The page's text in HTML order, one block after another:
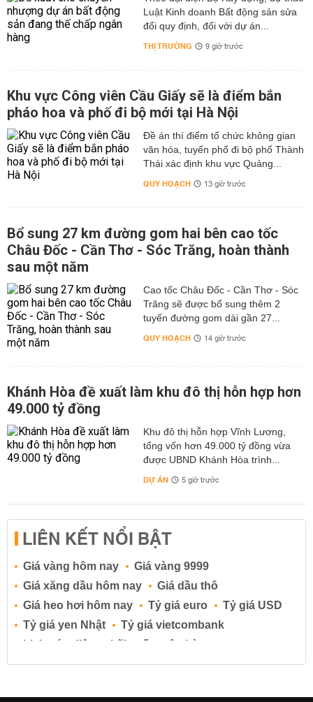
Luật Kinh doanh Bất động sản sửa
đổi quy định, đối với dự án...
THỊ TRƯỜNG 9 giờ trước
Khu vực Công viên Cầu Giấy sẽ là điểm bắn
pháo hoa và phố đi bộ mới tại Hà Nội
Đề án thí điểm tổ chức không gian
văn hóa, tuyến phố đi bộ phố Thành
Thái xác định khu vực Quảng...
QUY HOẠCH 13 giờ trước
Bổ sung 27 km đường gom hai bên cao tốc
Châu Đốc - Cần Thơ - Sóc Trăng, hoàn thành
sau một năm
Cao tốc Châu Đốc - Cần Thơ - Sóc
Trăng sẽ được bổ sung thêm 2
tuyến đường gom dài gần 27...
QUY HOẠCH 14 giờ trước
Khánh Hòa đề xuất làm khu đô thị hỗn hợp hơn
49.000 tỷ đồng
Khu đô thị hỗn hợp Vĩnh Lương,
tổng vốn hơn 49.000 tỷ đồng vừa
được UBND Khánh Hòa trình...
DỰ ÁN 5 giờ trước
LIÊN KẾT NỔI BẬT
Giá vàng hôm nay
Giá vàng 9999
Giá xăng dầu hôm nay
Giá dầu thô
Giá heo hơi hôm nay
Tỷ giá euro
Tỷ giá USD
Tỷ giá yen Nhật
Tỷ giá vietcombank
Lịch cúp điện
Lãi suất ngân hàng
Lãi suất tiết kiệm
Lãi suất tiền gửi